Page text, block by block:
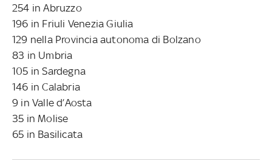
254 in Abruzzo
196 in Friuli Venezia Giulia
129 nella Provincia autonoma di Bolzano
83 in Umbria
105 in Sardegna
146 in Calabria
9 in Valle d’Aosta
35 in Molise
65 in Basilicata